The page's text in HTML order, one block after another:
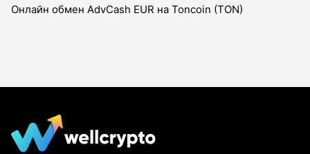
Онлайн обмен AdvCash EUR на Toncoin (TON)